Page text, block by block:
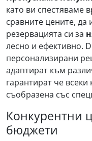
като ви спестяваме
сравните цените, да
резервацията си за
лесно и ефективно.
персонализирани
адаптират към
гарантират че всеки
съобразена със
Конкурентни
бюджети